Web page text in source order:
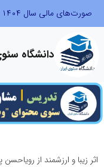
دانشگاه
اثر زیبا و ارزشمند از رویاحسن